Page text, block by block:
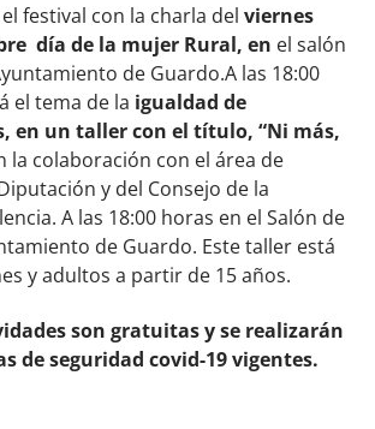
festival con la charla delviernes
día de la mujer Rural, en el salón
de Guardo.A las 18:00
el tema de la igualdad de
en un taller con el título, “Ni más,
la colaboración con el área de
y del Consejo de la
A las 18:00 horas en el Salón de
de Guardo. Este taller está
y adultos a partir de 15 años.
son gratuitas y se realizarán
de seguridad covid-19 vigentes.